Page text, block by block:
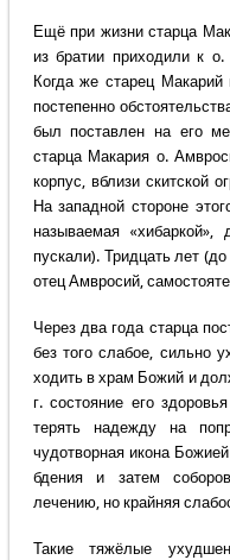
Ещё при жизни старца
из братии приходили к
Когда же старец Макарий
постепенно
был поставлен на его
старца Макария о.
корпус, вблизи скитской
На западной стороне
называемая
пускали). Тридцать лет
отец Амвросий,
Через два года старца
без того слабое, сильно
ходить в храм Божий и
г. состояние его
терять надежду на
чудотворная икона
бдения и затем
лечению, но крайняя
Такие тяжёлые